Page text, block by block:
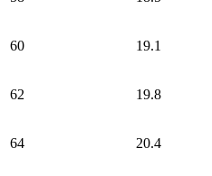
60 19.1
62 19.8
64 20.4